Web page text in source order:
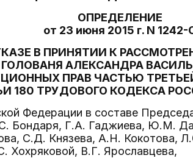
ОПРЕДЕЛЕНИЕ
от 23 июня 2015 г. N 1242-
В ПРИНЯТИИ К
АЛЕКСАНДРА
ПРАВ ЧАСТЬЮ
180 ТРУДОВОГО КОДЕКСА
Федерации в составе
Бондаря, Г.А. Гаджиева, Ю.М.
С.Д. Князева, А.Н. Кокотова,
В.Г. Ярославцева,